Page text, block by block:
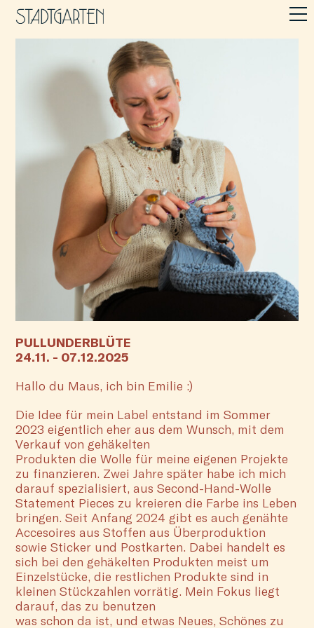
PULLUNDERBLÜTE
24.11. - 07.12.2025
Hallo du Maus, ich bin Emilie :)
Die Idee für mein Label entstand im Sommer
2023 eigentlich eher aus dem Wunsch, mit dem
Verkauf von gehäkelten
Produkten die Wolle für meine eigenen Projekte
zu finanzieren. Zwei Jahre später habe ich mich
darauf spezialisiert, aus Second-Hand-Wolle
Statement Pieces zu kreieren die Farbe ins Leben
bringen. Seit Anfang 2024 gibt es auch genähte
Accesoires aus Stoffen aus Überproduktion
sowie Sticker und Postkarten. Dabei handelt es
sich bei den gehäkelten Produkten meist um
Einzelstücke, die restlichen Produkte sind in
kleinen Stückzahlen vorrätig. Mein Fokus liegt
darauf, das zu benutzen
was schon da ist, und etwas Neues, Schönes zu